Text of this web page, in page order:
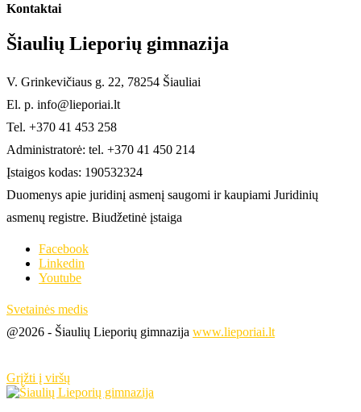
Kontaktai
Šiaulių Lieporių gimnazija
V. Grinkevičiaus g. 22, 78254 Šiauliai
El. p. info@lieporiai.lt
Tel. +370 41 453 258
Administratorė: tel. +370 41 450 214
Įstaigos kodas: 190532324
Duomenys apie juridinį asmenį saugomi ir kaupiami Juridinių
asmenų registre. Biudžetinė įstaiga
Facebook
Linkedin
Youtube
Svetainės medis
@2026 - Šiaulių Lieporių gimnazija www.lieporiai.lt
Grįžti į viršų